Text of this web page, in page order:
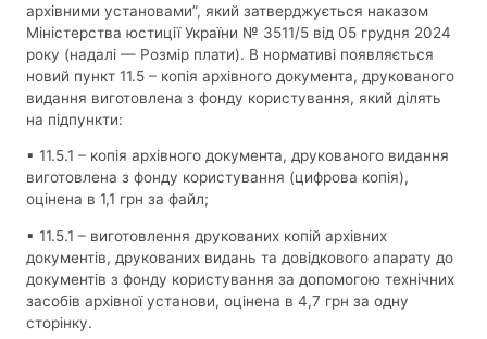
архівними установами”, який затверджується наказом
Міністерства юстиції України № 3511/5 від 05 грудня 2024
року (надалі — Розмір плати). В нормативі появляється
новий пункт 11.5 – копія архівного документа, друкованого
видання виготовлена з фонду користування, який ділять
на підпункти:
▪ 11.5.1 – копія архівного документа, друкованого видання
виготовлена з фонду користування (цифрова копія),
оцінена в 1,1 грн за файл;
▪ 11.5.1 – виготовлення друкованих копій архівних
документів, друкованих видань та довідкового апарату до
документів з фонду користування за допомогою технічних
засобів архівної установи, оцінена в 4,7 грн за одну
сторінку.